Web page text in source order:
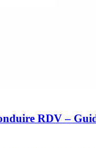
RDV –